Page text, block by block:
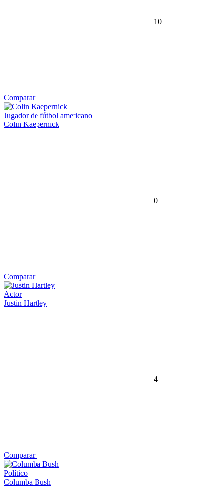
10
Comparar
Jugador de fútbol americano
Colin Kaepernick
0
Comparar
Actor
Justin Hartley
4
Comparar
Político
Columba Bush